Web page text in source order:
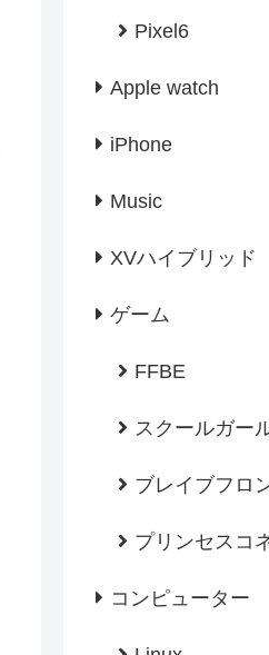
Pixel6
Apple watch
iPhone
Music
XVハイブリッド
ゲーム
FFBE
スクールガー
ブレイブフロ
プリンセスコ
コンピューター